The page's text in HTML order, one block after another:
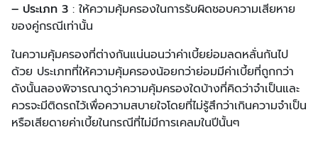
– ประเภท 3 : ให้ความคุ้มครองในการรับผิดชอบความเสียหาย
ของคู่กรณีเท่านั้น
ในความคุ้มครองที่ต่างกันแน่นอนว่าค่าเบี้ยย่อมลดหลั่นกันไป
ด้วย ประเภทที่ให้ความคุ้มครองน้อยกว่าย่อมมีค่าเบี้ยที่ถูกกว่า
ดังนั้นลองพิจารณาดูว่าความคุ้มครองใดบ้างที่คิดว่าจำเป็นและ
ควรจะมีติดรถไว้เพื่อความสบายใจโดยที่ไม่รู้สึกว่าเกินความจำเป็น
หรือเสียดายค่าเบี้ยในกรณีที่ไม่มีการเคลมในปีนั้นๆ